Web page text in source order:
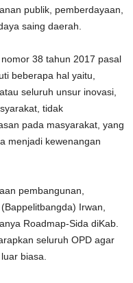
publik, pemberdayaan,
saing daerah.
38 tahun 2017 pasal
beberapa hal yaitu,
seluruh unsur inovasi,
tidak
pada masyarakat, yang
menjadi kewenangan
pembangunan,
Irwan,
Roadmap-Sida diKab.
seluruh OPD agar
biasa.